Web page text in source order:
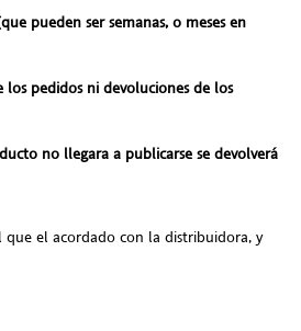
pueden ser semanas, o meses en
los pedidos ni devoluciones de los
no llegara a publicarse se devolverá
que el acordado con la distribuidora, y